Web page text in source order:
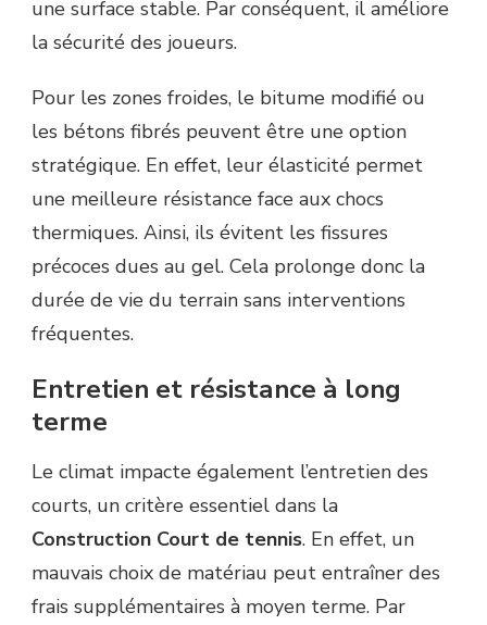
une surface stable. Par conséquent, il améliore
la sécurité des joueurs.
Pour les zones froides, le bitume modifié ou
les bétons fibrés peuvent être une option
stratégique. En effet, leur élasticité permet
une meilleure résistance face aux chocs
thermiques. Ainsi, ils évitent les fissures
précoces dues au gel. Cela prolonge donc la
durée de vie du terrain sans interventions
fréquentes.
Entretien et résistance à long
terme
Le climat impacte également l’entretien des
courts, un critère essentiel dans la
Construction Court de tennis. En effet, un
mauvais choix de matériau peut entraîner des
frais supplémentaires à moyen terme. Par